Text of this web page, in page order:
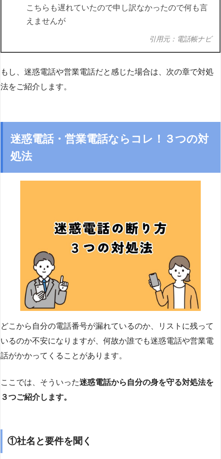
こちらも遅れていたので申し訳なかったので何も言
えませんが
引用元：電話帳ナビ
もし、迷惑電話や営業電話だと感じた場合は、次の章で対処
法をご紹介します。
迷惑電話・営業電話ならコレ！３つの対
処法
どこから自分の電話番号が漏れているのか、リストに残って
いるのか不安になりますが、何故か誰でも迷惑電話や営業電
話がかかってくることがあります。
ここでは、そういった迷惑電話から自分の身を守る対処法を
３つご紹介します。
①社名と要件を聞く